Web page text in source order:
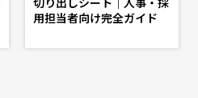
用担当者向け完全ガイド